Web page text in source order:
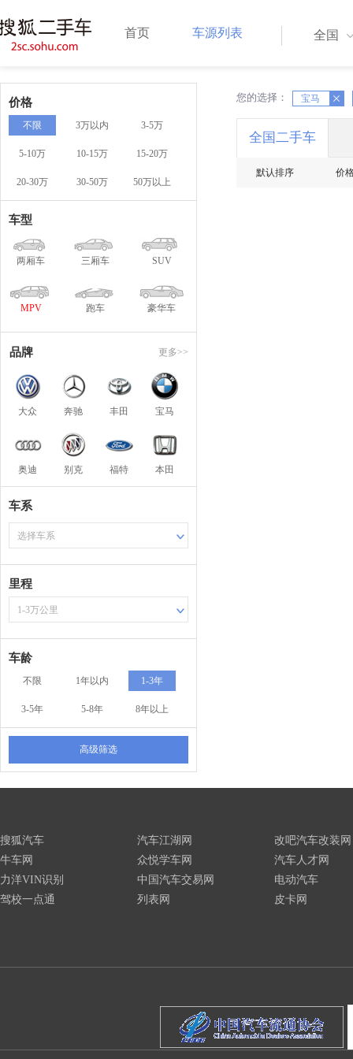
首页 车源列表 全国
价格
不限 3万以内 3-5万
5-10万 10-15万 15-20万
20-30万 30-50万 50万以上
车型
两厢车 三厢车 SUV
MPV 跑车 豪华车
品牌 更多>>
大众 奔驰 丰田 宝马
奥迪 别克 福特 本田
车系
选择车系
里程
1-3万公里
车龄
不限 1年以内 1-3年
3-5年 5-8年 8年以上
高级筛选
您的选择： 宝马
X X
全国二手车
默认排序 价
搜狐汽车
牛车网
力洋VIN识别
驾校一点通
汽车江湖网
众悦学车网
中国汽车交易网
列表网
改吧汽车改装网
汽车人才网
电动汽车
皮卡网